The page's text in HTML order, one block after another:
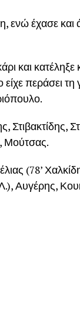
έχασε και
και
περάσει τη
Μούτσας.
(78’
Αυγέρης,